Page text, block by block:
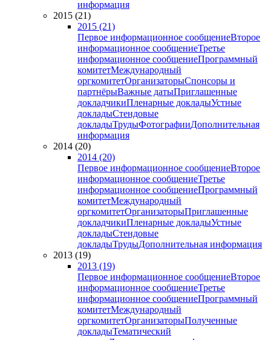
информация
2015 (21)
2015 (21)
Первое информационное сообщениеВторое
информационное сообщениеТретье
информационное сообщениеПрограммный
комитетМеждународный
оргкомитетОрганизаторыСпонсоры и
партнёрыВажные датыПриглашенные
докладчикиПленарные докладыУстные
докладыСтендовые
докладыТрудыФотографииДополнительная
информация
2014 (20)
2014 (20)
Первое информационное сообщениеВторое
информационное сообщениеТретье
информационное сообщениеПрограммный
комитетМеждународный
оргкомитетОрганизаторыПриглашенные
докладчикиПленарные докладыУстные
докладыСтендовые
докладыТрудыДополнительная информация
2013 (19)
2013 (19)
Первое информационное сообщениеВторое
информационное сообщениеТретье
информационное сообщениеПрограммный
комитетМеждународный
оргкомитетОрганизаторыПолученные
докладыТематический